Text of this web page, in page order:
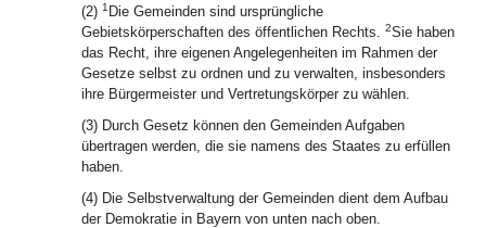
(2) 1 Die Gemeinden sind ursprüngliche
Gebietskörperschaften des öffentlichen Rechts. 2Sie haben
das Recht, ihre eigenen Angelegenheiten im Rahmen der
Gesetze selbst zu ordnen und zu verwalten, insbesonders
ihre Bürgermeister und Vertretungskörper zu wählen.
(3) Durch Gesetz können den Gemeinden Aufgaben
übertragen werden, die sie namens des Staates zu erfüllen
haben.
(4) Die Selbstverwaltung der Gemeinden dient dem Aufbau
der Demokratie in Bayern von unten nach oben.